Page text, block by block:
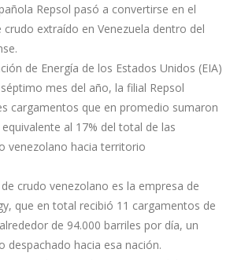
Repsol pasó a convertirse en el
extraído en Venezuela dentro del
de Energía de los Estados Unidos (EIA)
mes del año, la filial Repsol
cargamentos que en promedio sumaron
al 17% del total de las
venezolano hacia territorio
crudo venezolano es la empresa de
que en total recibió 11 cargamentos de
de 94.000 barriles por día, un
despachado hacia esa nación.